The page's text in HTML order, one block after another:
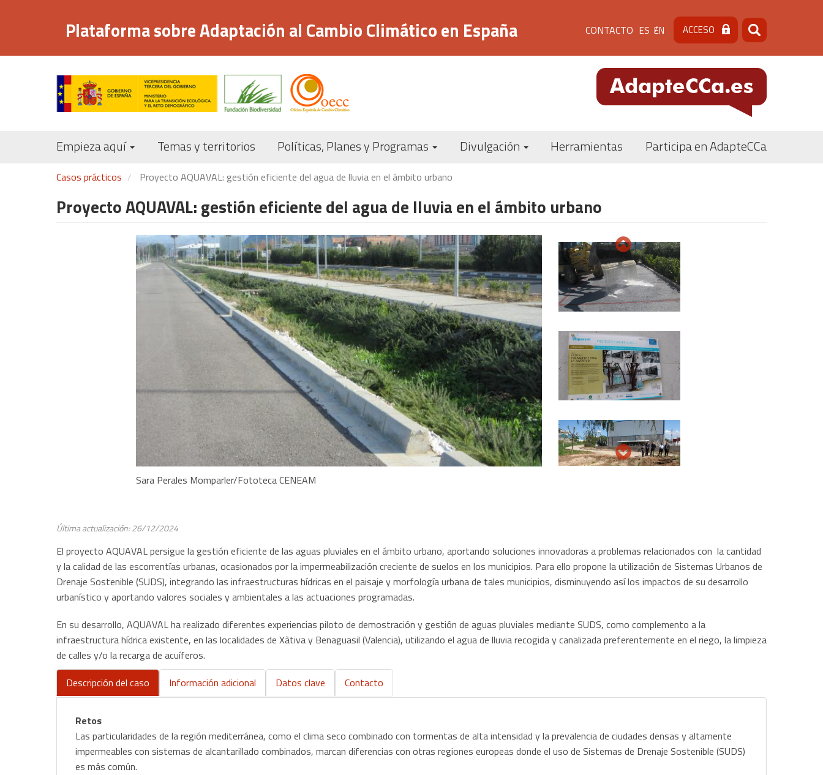
principal
Plataforma sobre Adaptación al Cambio Climático en España Menú
de
cabecera
[contacto]
CONTACTO ES EN ACCESO Buscar
Buscar
Navegación
Empieza aquí Temas y territorios Políticas, Planes y Programas Divulgación Herramientas Participa en AdapteCCa
Casos prácticos Proyecto AQUAVAL: gestión eficiente del agua de lluvia en el ámbito urbano
Proyecto AQUAVAL: gestión eficiente del agua de lluvia en el ámbito urbano
Sara Perales Momparler/Fototeca CENEAM
Última actualización: 26/12/2024
El proyecto AQUAVAL persigue la gestión eficiente de las aguas pluviales en el ámbito urbano, aportando soluciones innovadoras a problemas relacionados con la cantidad
y la calidad de las escorrentías urbanas, ocasionados por la impermeabilización creciente de suelos en los municipios. Para ello propone la utilización de Sistemas Urbanos de
Drenaje Sostenible (SUDS), integrando las infraestructuras hídricas en el paisaje y morfología urbana de tales municipios, disminuyendo así los impactos de su desarrollo
urbanístico y aportando valores sociales y ambientales a las actuaciones programadas.
En su desarrollo, AQUAVAL ha realizado diferentes experiencias piloto de demostración y gestión de aguas pluviales mediante SUDS, como complemento a la
infraestructura hídrica existente, en las localidades de Xàtiva y Benaguasil (Valencia), utilizando el agua de lluvia recogida y canalizada preferentemente en el riego, la limpieza
de calles y/o la recarga de acuíferos.
Descripción del caso
(solapa
Información adicional Datos clave Contacto
Retos
Las particularidades de la región mediterránea, como el clima seco combinado con tormentas de alta intensidad y la prevalencia de ciudades densas y altamente
impermeables con sistemas de alcantarillado combinados, marcan diferencias con otras regiones europeas donde el uso de Sistemas de Drenaje Sostenible (SUDS)
es más común.